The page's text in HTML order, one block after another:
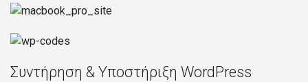
Συντήρηση & Υποστήριξη WordPress